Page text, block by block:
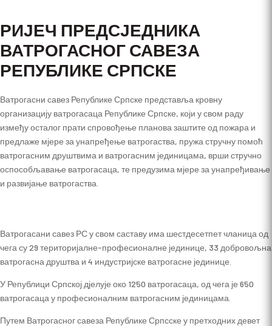
РИЈЕЧ ПРЕДСЈЕДНИКА
ВАТРОГАСНОГ САВЕЗА
РЕПУБЛИКЕ СРПСКЕ
Ватрогасни савез Републике Српске представља кровну
организацију ватрогасаца Републике Српске, који у свом раду
између осталог прати спровођење планова заштите од пожара и
предлаже мјере за унапређење ватрогаства, пружа стручну помоћ
ватрогасним друштвима и ватрогасним јединицама, врши стручно
оспособљавање ватрогасаца, те предузима мјере за унапређивање
и развијање ватрогаства.
Ватрогасани савез РС у свом саставу има шестдесетпет чланица од
чега су 29 територијалне-професионалне јединице, 33 добровољна
ватрогасна друштва и 4 индустријске ватрогасне јединице.
У Републици Српској дјелује око 1250 ватрогасаца, од чега је 650
ватрогасаца у професионалним ватрогасним јединицама.
Путем Ватрогасног савеза Републике Српсске у претходних девет